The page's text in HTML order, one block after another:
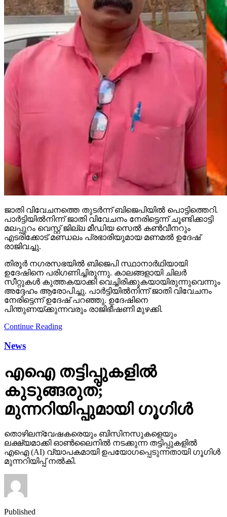
ജാതി വിവേചനത്തെ തുടര്‍ന്ന് ബിജെപിയില്‍ പൊട്ടിത്തെറി.
പാര്‍ട്ടിയില്‍നിന്ന് ജാതി വിവേചനം നേരിട്ടെന്ന് ചൂണ്ടിക്കാട്ടി
മലപ്പുറം വെസ്റ്റ് ജില്ല മീഡിയ സെല്‍ കണ്‍വീനറും
എടരിക്കോട് മണ്ഡലം പ്രഭാരിയുമായ മണമല്‍ ഉദേഷ്
രാജിവച്ചു.
തിരൂര്‍ നഗരസഭയില്‍ ബിജെപി സ്ഥാനാര്‍ഥിയായി
ഉദേഷിനെ പരിഗണിച്ചിരുന്നു. കാലങ്ങളായി ചിലര്‍
സീറ്റുകള്‍ കുത്തകയാക്കി വെച്ചിരിക്കുകയായിരുന്നുവെന്നും
അദ്ദേഹം ആരോപിച്ചു. പാര്‍ട്ടിയില്‍നിന്ന് ജാതി വിവേചനം
നേരിട്ടെന്ന് ഉദേഷ് പറഞ്ഞു. ഉദേഷിനെ
പിന്തുണയ്ക്കുന്നവരും രാജിഭീഷണി മുഴക്കി.
Continue Reading
News
എഐ തട്ടിപ്പുകളില്‍
കുടുങ്ങരുത്;
മുന്നറിയിപ്പുമായി ഗൂഗിള്‍
തൊഴിലന്വേഷകരെയും ബിസിനസുകളെയും
ലക്ഷ്യമാക്കി ഓണ്‍ലൈനില്‍ നടക്കുന്ന തട്ടിപ്പുകളില്‍
എഐ (AI) വ്യാപകമായി ഉപയോഗപ്പെടുന്നതായി ഗൂഗിള്‍
മുന്നറിയിപ്പ് നല്‍കി.
Published